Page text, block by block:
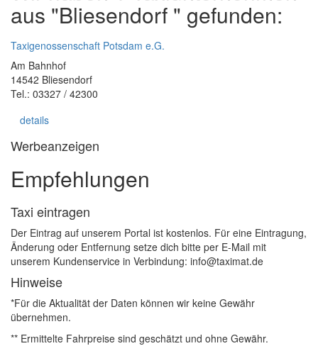
aus "Bliesendorf " gefunden:
Taxigenossenschaft Potsdam e.G.
Am Bahnhof
14542 Bliesendorf
Tel.: 03327 / 42300
details
Werbeanzeigen
Empfehlungen
Taxi eintragen
Der Eintrag auf unserem Portal ist kostenlos. Für eine Eintragung,
Änderung oder Entfernung setze dich bitte per E-Mail mit
unserem Kundenservice in Verbindung: info@taximat.de
Hinweise
*Für die Aktualität der Daten können wir keine Gewähr
übernehmen.
** Ermittelte Fahrpreise sind geschätzt und ohne Gewähr.